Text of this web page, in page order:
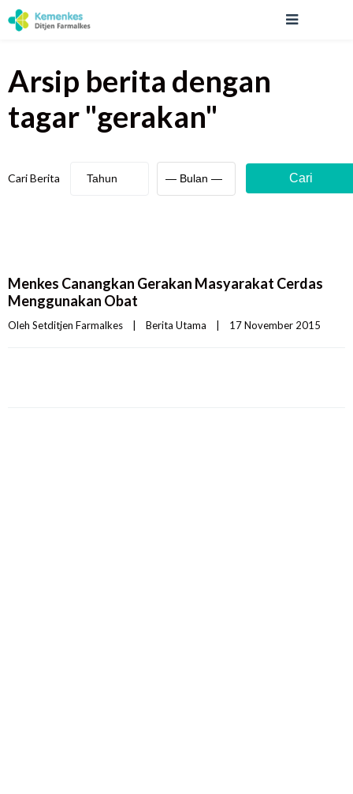
Arsip berita dengan
tagar "gerakan"
Cari Berita Cari
Menkes Canangkan Gerakan Masyarakat Cerdas
Menggunakan Obat
Oleh Setditjen Farmalkes Berita Utama 17 November 2015